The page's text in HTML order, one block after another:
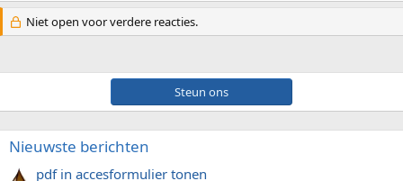
Niet open voor verdere reacties.
Steun ons
Nieuwste berichten
pdf in accesformulier tonen